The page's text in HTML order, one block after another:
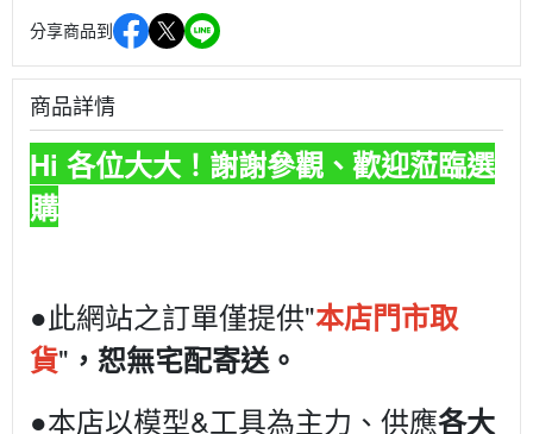
分享商品到
商品詳情
Hi 各位大大！謝謝參觀、歡迎蒞臨選
購
●此網站之訂單僅提供"本店門市取
貨" ，恕無宅配寄送。
●本店以模型&工具為主力、供應各大